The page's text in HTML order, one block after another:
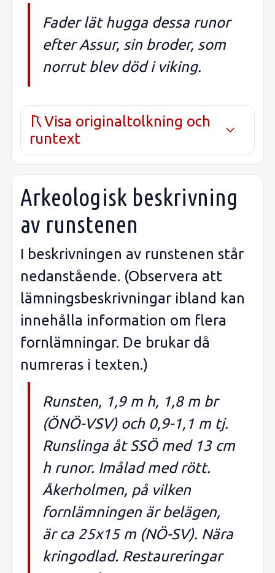
Fader lät hugga dessa runor
efter Assur, sin broder, som
norrut blev död i viking.
Visa originaltolkning och
runtext
Arkeologisk beskrivning
av runstenen
I beskrivningen av runstenen står
nedanstående. (Observera att
lämningsbeskrivningar ibland kan
innehålla information om flera
fornlämningar. De brukar då
numreras i texten.)
Runsten, 1,9 m h, 1,8 m br
(ÖNÖ-VSV) och 0,9-1,1 m tj.
Runslinga åt SSÖ med 13 cm
h runor. Imålad med rött.
Åkerholmen, på vilken
fornlämningen är belägen,
är ca 25x15 m (NÖ-SV). Nära
kringodlad. Restaureringar